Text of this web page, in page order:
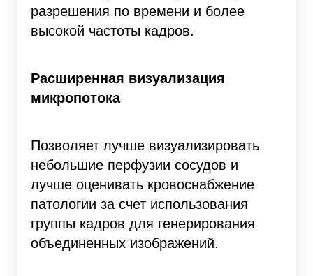
разрешения по времени и более
высокой частоты кадров.
Расширенная визуализация
микропотока
Позволяет лучше визуализировать
небольшие перфузии сосудов и
лучше оценивать кровоснабжение
патологии за счет использования
группы кадров для генерирования
объединенных изображений.